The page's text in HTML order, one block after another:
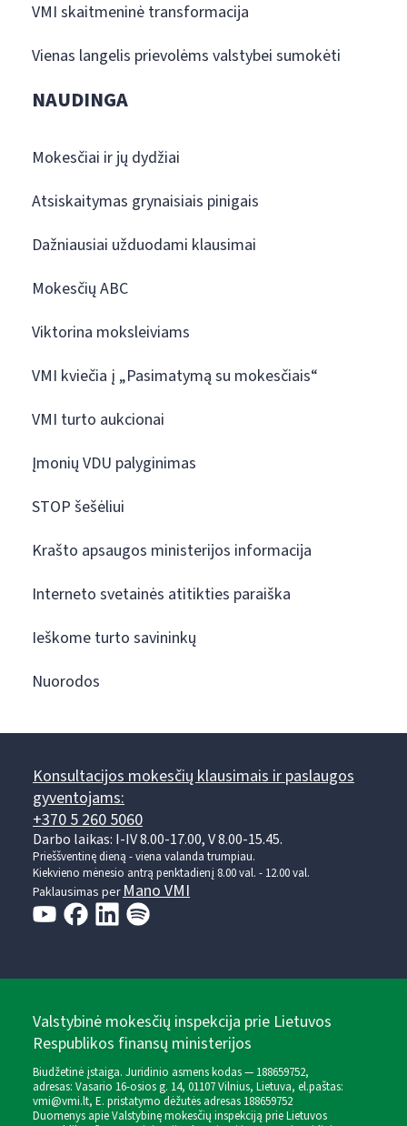
VMI skaitmeninė transformacija
Vienas langelis prievolėms valstybei sumokėti
NAUDINGA
Mokesčiai ir jų dydžiai
Atsiskaitymas grynaisiais pinigais
Dažniausiai užduodami klausimai
Mokesčių ABC
Viktorina moksleiviams
VMI kviečia į „Pasimatymą su mokesčiais“
VMI turto aukcionai
Įmonių VDU palyginimas
STOP šešėliui
Krašto apsaugos ministerijos informacija
Interneto svetainės atitikties paraiška
Ieškome turto savininkų
Nuorodos
Konsultacijos mokesčių klausimais ir paslaugos
gyventojams:
+370 5 260 5060
Darbo laikas: I-IV 8.00-17.00, V 8.00-15.45.
Prieššventinę dieną - viena valanda trumpiau.
Kiekvieno mėnesio antrą penktadienį 8.00 val. - 12.00 val.
Paklausimas perMano VMI
Valstybinė mokesčių inspekcija prie Lietuvos
Respublikos finansų ministerijos
Biudžetinė įstaiga. Juridinio asmens kodas — 188659752,
adresas: Vasario 16-osios g. 14, 01107 Vilnius, Lietuva, el.paštas:
vmi@vmi.lt, E. pristatymo dėžutės adresas 188659752
Duomenys apie Valstybinę mokesčių inspekciją prie Lietuvos